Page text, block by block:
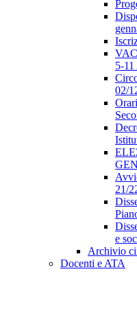
5-
02/
21/
e
Archivio
Docenti e ATA